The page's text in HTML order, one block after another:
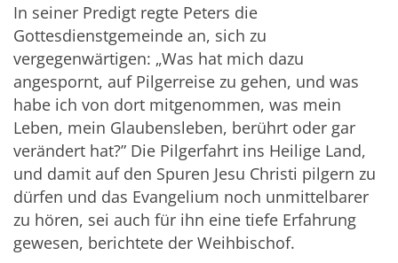
In seiner Predigt regte Peters die
Gottesdienstgemeinde an, sich zu
vergegenwärtigen: „Was hat mich dazu
angespornt, auf Pilgerreise zu gehen, und was
habe ich von dort mitgenommen, was mein
Leben, mein Glaubensleben, berührt oder gar
verändert hat?” Die Pilgerfahrt ins Heilige Land,
und damit auf den Spuren Jesu Christi pilgern zu
dürfen und das Evangelium noch unmittelbarer
zu hören, sei auch für ihn eine tiefe Erfahrung
gewesen, berichtete der Weihbischof.